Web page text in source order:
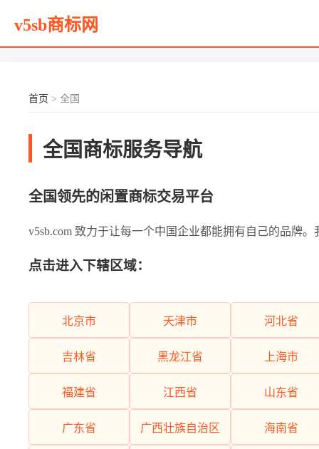
v5sb商标网
首页 > 全国
全国商标服务导航
全国领先的闲置商标交易平台
v5sb.com 致力于让每一个中国企业都能拥有自己的品牌
点击进入下辖区域：
北京市 天津市 河北省
吉林省 黑龙江省 上海市
福建省 江西省 山东省
广东省 广西壮族自治区 海南省